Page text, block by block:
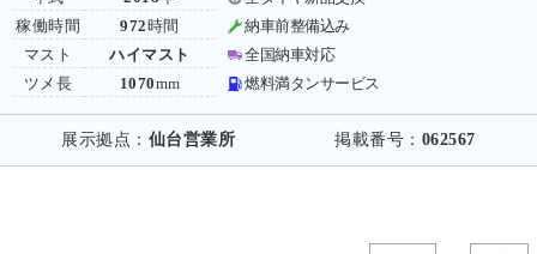
稼働時間
マスト
ツメ長
972 時間
ハイマスト
1070mm
納車前整備込み
全国納車対応
燃料満タンサービス
展示拠点： 仙台営業所 掲載番号： 062567